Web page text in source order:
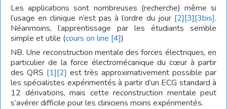
Les applications sont nombreuses (recherche) même si
l’usage en clinique n’est pas à l’ordre du jour [2][3][3bis].
Néanmoins, l’apprentissage par les étudiants semble
simple et utile (cours on line [4])
NB. Une reconstruction mentale des forces électriques, en
particulier de la force électromécanique du cœur à partir
des QRS [1][2] est très approximativement possible par
les spécialistes expérimentés à partir d’un ECG standard à
12 dérivations, mais cette reconstruction mentale peut
s’avérer difficile pour les cliniciens moins expérimentés.